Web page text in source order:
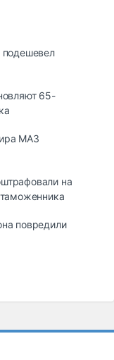
подешевел
65-
МАЗ
на
повредили